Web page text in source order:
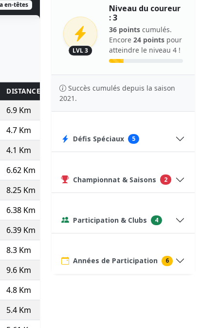
en-têtes
DISTANCE KM/H TPS/KM TEMPS POINTS
6.9 Km 7.94 7'33'' 52:09 75 (Course type P)
4.7 Km
4.1 Km 7.55 7'57'' 32:36
280
6.62 Km
8.25 Km 7.45 8'03'' 66:26 75 (Course type P)
6.38 Km
6.39 Km
8.3 Km
9.6 Km
4.8 Km
5.4 Km
LVL 3
Niveau du coureur
: 3
36 points cumulés.
Encore 24 points pour
atteindre le niveau 4 !
Succès cumulés depuis la saison
2021.
Défis Spéciaux 5
Championnat & Saisons 2
Participation & Clubs 4
Années de Participation 6